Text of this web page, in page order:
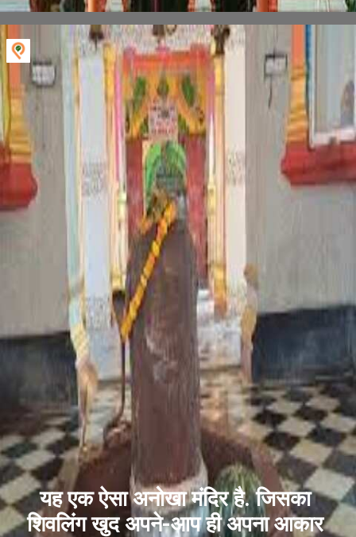
यह एक ऐसा अनोखा मंदिर है. जिसका
शिवलिंग खुद अपने-आप ही अपना आकार